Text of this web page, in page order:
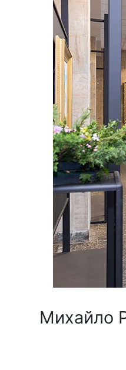
Михайло